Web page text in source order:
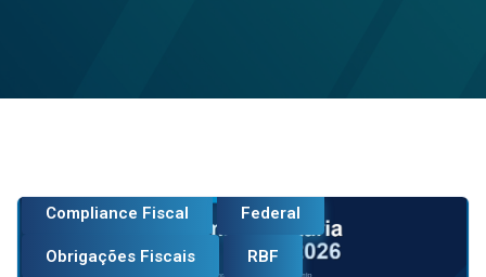
Compliance Fiscal Federal
Obrigações Fiscais RBF